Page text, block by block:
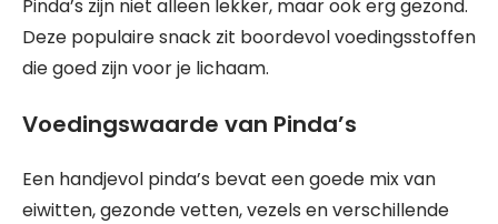
Pinda’s zijn niet alleen lekker, maar ook erg gezond.
Deze populaire snack zit boordevol voedingsstoffen
die goed zijn voor je lichaam.
Voedingswaarde van Pinda’s
Een handjevol pinda’s bevat een goede mix van
eiwitten, gezonde vetten, vezels en verschillende